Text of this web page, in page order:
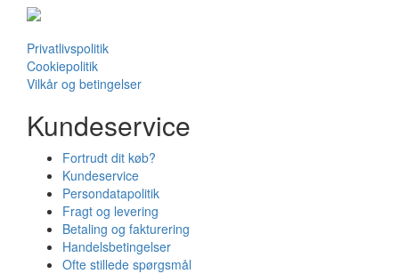
Privatlivspolitik
Cookiepolitik
Vilkår og betingelser
Kundeservice
Fortrudt dit køb?
Kundeservice
Persondatapolitik
Fragt og levering
Betaling og fakturering
Handelsbetingelser
Ofte stillede spørgsmål